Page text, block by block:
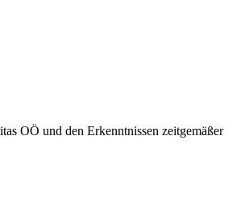
OÖ und den Erkenntnissen zeitgemäßer